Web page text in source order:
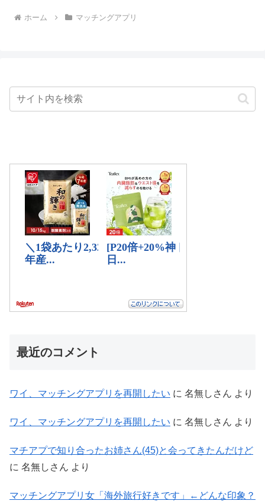
ホーム マッチングアプリ
最近のコメント
ワイ、マッチングアプリを再開したい に 名無しさん より
ワイ、マッチングアプリを再開したい に 名無しさん より
マチアプで知り合ったお姉さん(45)と会ってきたんだけど
に 名無しさん より
マッチングアプリ女「海外旅行好きです」←どんな印象？